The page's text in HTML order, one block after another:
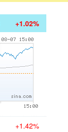
+1.02%
+1.42%